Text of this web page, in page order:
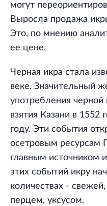
могут
Выросла продажа
Это, по мнению
ее цене.
Черная икра стала
веке. Значительный
употребления
взятия Казани в 1552
году. Эти события
осетровым ресурсам
главным источником
этих событий икру
количествах -
перцем, уксусом.